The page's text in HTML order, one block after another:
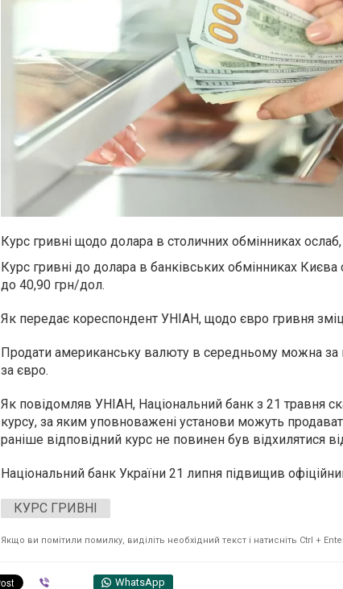
Курс гривні щодо долара в столичних обмінниках
Курс гривні до долара в банківських обмінниках Києва
до 40,90 грн/дол.
Як передає кореспондент УНІАН, щодо євро гривня
Продати американську валюту в середньому можна за
за євро.
Як повідомляв УНІАН, Національний банк з 21 травня
курсу, за яким уповноважені установи можуть
раніше відповідний курс не повинен був відхилятися
Національний банк України 21 липня підвищив
КУРС ГРИВНІ
Якщо ви помітили помилку, виділіть необхідний текст і натисніть Ctrl +
WhatsApp